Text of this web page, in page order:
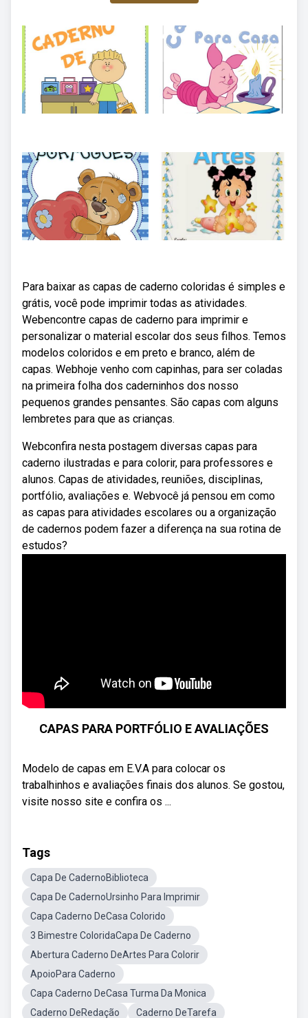
Para baixar as capas de caderno coloridas é simples e
grátis, você pode imprimir todas as atividades.
Webencontre capas de caderno para imprimir e
personalizar o material escolar dos seus filhos. Temos
modelos coloridos e em preto e branco, além de
capas. Webhoje venho com capinhas, para ser coladas
na primeira folha dos caderninhos dos nosso
pequenos grandes pensantes. São capas com alguns
lembretes para que as crianças.
Webconfira nesta postagem diversas capas para
caderno ilustradas e para colorir, para professores e
alunos. Capas de atividades, reuniões, disciplinas,
portfólio, avaliações e. Webvocê já pensou em como
as capas para atividades escolares ou a organização
de cadernos podem fazer a diferença na sua rotina de
estudos?
CAPAS PARA PORTFÓLIO E AVALIAÇÕES
Modelo de capas em E.V.A para colocar os
trabalhinhos e avaliações finais dos alunos. Se gostou,
visite nosso site e confira os ...
Tags
Capa De CadernoBiblioteca
Capa De CadernoUrsinho Para Imprimir
Capa Caderno DeCasa Colorido
3 Bimestre ColoridaCapa De Caderno
Abertura Caderno DeArtes Para Colorir
ApoioPara Caderno
Capa Caderno DeCasa Turma Da Monica
Caderno DeRedação
Caderno DeTarefa